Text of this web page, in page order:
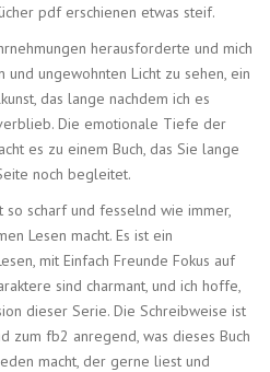
pdf erschienen etwas steif.
herausforderte und mich
und ungewohnten Licht zu sehen, ein
das lange nachdem ich es
Die emotionale Tiefe der
es zu einem Buch, das Sie lange
noch begleitet.
scharf und fesselnd wie immer,
Lesen macht. Es ist ein
mit Einfach Freunde Fokus auf
sind charmant, und ich hoffe,
dieser Serie. Die Schreibweise ist
zum fb2 anregend, was dieses Buch
macht, der gerne liest und